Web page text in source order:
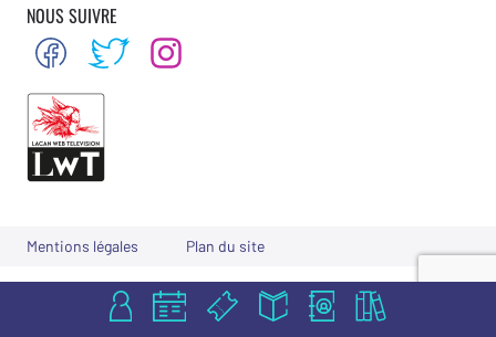
NOUS SUIVRE
Mentions légales Plan du site